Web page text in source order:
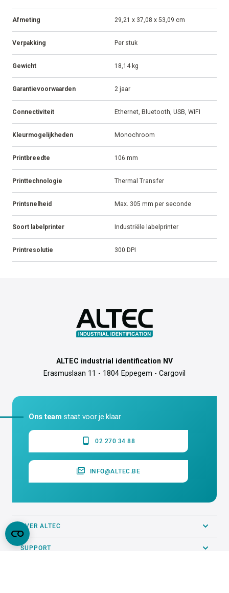
Afmeting 29,21 x 37,08 x 53,09 cm
Verpakking Per stuk
Gewicht 18,14 kg
Garantievoorwaarden 2 jaar
Connectiviteit Ethernet, Bluetooth, USB, WIFI
Kleurmogelijkheden Monochroom
Printbreedte 106 mm
Printtechnologie Thermal Transfer
Printsnelheid Max. 305 mm per seconde
Soort labelprinter Industriële labelprinter
Printresolutie 300 DPI
ALTEC industrial identification NV
Erasmuslaan 11 - 1804 Eppegem - Cargovil
Ons team staat voor je klaar
02 270 34 88
INFO@ALTEC.BE
OVER ALTEC
SUPPORT